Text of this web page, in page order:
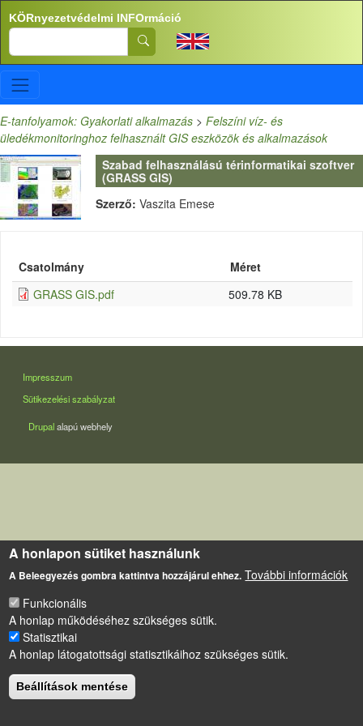
Ugrás a tartalomra
KÖRnyezetvédelmi INFOrmáció
Search
E-tanfolyamok: Gyakorlati alkalmazás > Felszíni víz- és
üledékmonitoringhoz felhasznált GIS eszközök és alkalmazások
Szabad felhasználású térinformatikai szoftver
(GRASS GIS)
Szerző: Vaszita Emese
Csatolmány
Méret
GRASS GIS.pdf
509.78 KB
LÁBLÉC
Impresszum
Sütikezelési szabályzat
Drupalalapú webhely
A honlapon sütiket használunk
A Beleegyezés gombra kattintva hozzájárul ehhez. További információk
Funkcionális
A honlap működéséhez szükséges sütik.
Statisztikai
A honlap látogatottsági statisztikáihoz szükséges sütik.
Beállítások mentése